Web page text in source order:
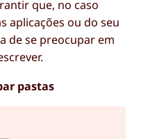
que, no caso
aplicações ou do seu
de se preocupar em
pastas